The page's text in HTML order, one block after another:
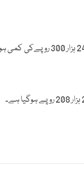
آل پاکستان جیمز اینڈ جیولرز ایسوسی ایشن کے مطابق ملک